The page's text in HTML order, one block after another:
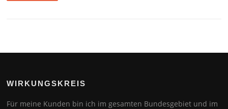
WIRKUNGSKREIS
Für meine Kunden bin ich im gesamten Bundesgebiet und im